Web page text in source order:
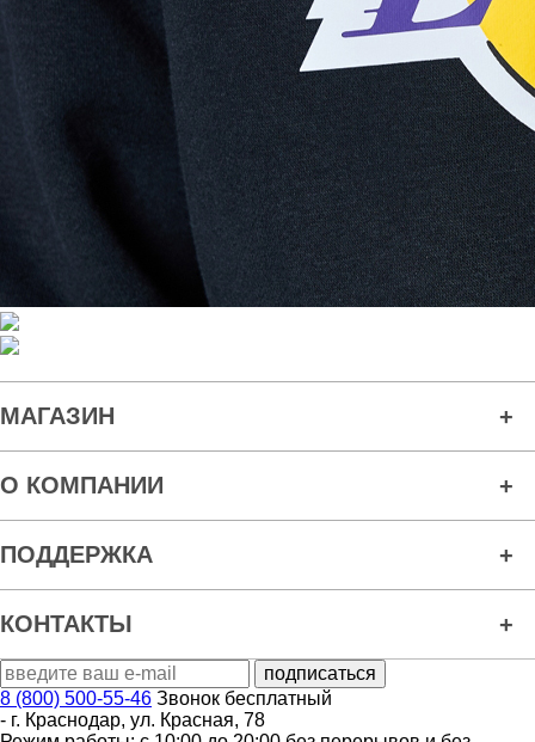
МАГАЗИН
О КОМПАНИИ
ПОДДЕРЖКА
КОНТАКТЫ
8 (800) 500-55-46 Звонок бесплатный
- г. Краснодар, ул. Красная, 78